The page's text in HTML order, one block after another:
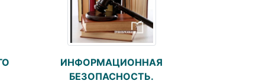
ИНФОРМАЦИОННАЯ
БЕЗОПАСНОСТЬ.